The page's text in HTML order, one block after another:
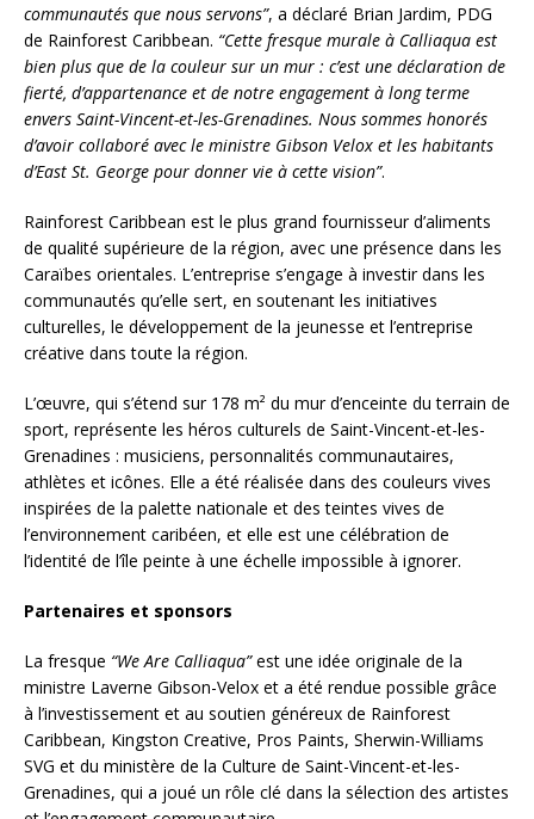
communautés que nous servons”, a déclaré Brian Jardim, PDG
de Rainforest Caribbean. “Cette fresque murale à Calliaqua est
bien plus que de la couleur sur un mur : c’est une déclaration de
fierté, d’appartenance et de notre engagement à long terme
envers Saint-Vincent-et-les-Grenadines. Nous sommes honorés
d’avoir collaboré avec le ministre Gibson Velox et les habitants
d’East St. George pour donner vie à cette vision”.
Rainforest Caribbean est le plus grand fournisseur d’aliments
de qualité supérieure de la région, avec une présence dans les
Caraïbes orientales. L’entreprise s’engage à investir dans les
communautés qu’elle sert, en soutenant les initiatives
culturelles, le développement de la jeunesse et l’entreprise
créative dans toute la région.
L’œuvre, qui s’étend sur 178 m² du mur d’enceinte du terrain de
sport, représente les héros culturels de Saint-Vincent-et-les-
Grenadines : musiciens, personnalités communautaires,
athlètes et icônes. Elle a été réalisée dans des couleurs vives
inspirées de la palette nationale et des teintes vives de
l’environnement caribéen, et elle est une célébration de
l’identité de l’île peinte à une échelle impossible à ignorer.
Partenaires et sponsors
La fresque “We Are Calliaqua”est une idée originale de la
ministre Laverne Gibson-Velox et a été rendue possible grâce
à l’investissement et au soutien généreux de Rainforest
Caribbean, Kingston Creative, Pros Paints, Sherwin-Williams
SVG et du ministère de la Culture de Saint-Vincent-et-les-
Grenadines, qui a joué un rôle clé dans la sélection des artistes